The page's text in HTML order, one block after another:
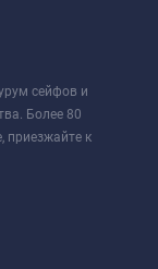
сейфов и
Более 80
приезжайте к